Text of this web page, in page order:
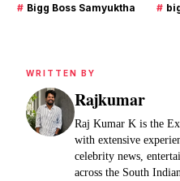
# Bigg Boss Samyuktha #
WRITTEN BY
Rajkumar
Raj Kumar K is the
with extensive
celebrity news,
across the South